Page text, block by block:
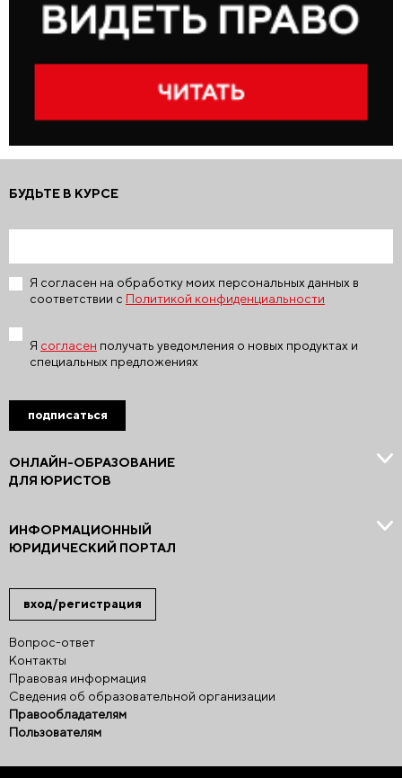
вход/регистрация
Вопрос-ответ
Контакты
Правовая информация
Сведения об образовательной организации
Правообладателям
Пользователям
ОНЛАЙН-ОБРАЗОВАНИЕ
ДЛЯ ЮРИСТОВ
ИНФОРМАЦИОННЫЙ
ЮРИДИЧЕСКИЙ ПОРТАЛ
БУДЬТЕ В КУРСЕ
Я согласен на обработку моих персональных данных в
соответствии с Политикой конфиденциальности
Я согласен получать уведомления о новых продуктах и
специальных предложениях
подписаться